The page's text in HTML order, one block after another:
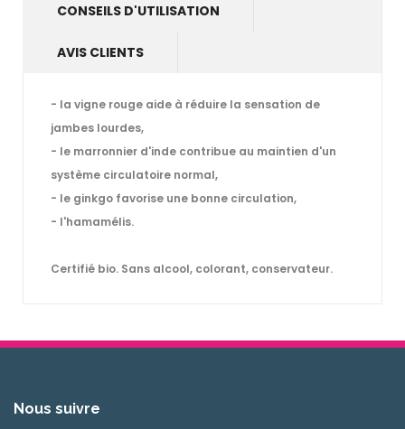
CONSEILS D'UTILISATION
AVIS CLIENTS
- la vigne rouge aide à réduire la sensation de
jambes lourdes,
- le marronnier d'inde contribue au maintien d'un
système circulatoire normal,
- le ginkgo favorise une bonne circulation,
- l'hamamélis.
Certifié bio. Sans alcool, colorant, conservateur.
Nous suivre